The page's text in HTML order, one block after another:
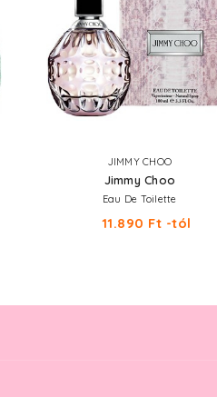
JIMMY CHOO
Jimmy Choo
Eau De Toilette
11.890 Ft -tól